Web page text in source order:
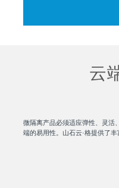
云
微隔离产品必须适应弹性、灵活
端的易用性。山石云·格提供了丰